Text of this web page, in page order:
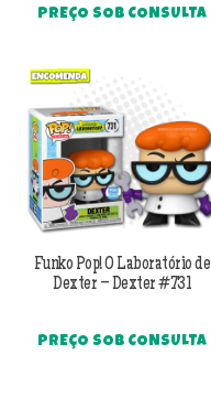
PREÇO SOB CONSULTA
Funko Pop! O Laboratório de
Dexter – Dexter #731
PREÇO SOB CONSULTA